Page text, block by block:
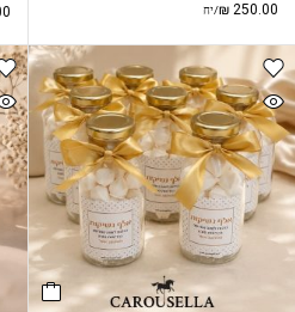
₪ 250.00 /יח